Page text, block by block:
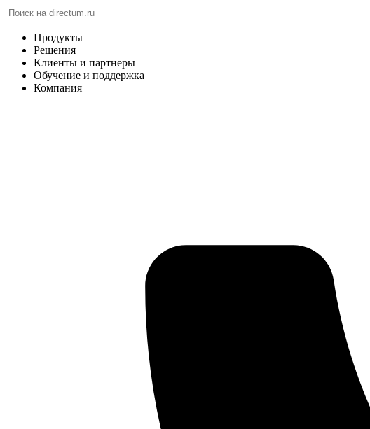
Продукты
Решения
Клиенты и партнеры
Обучение и поддержка
Компания